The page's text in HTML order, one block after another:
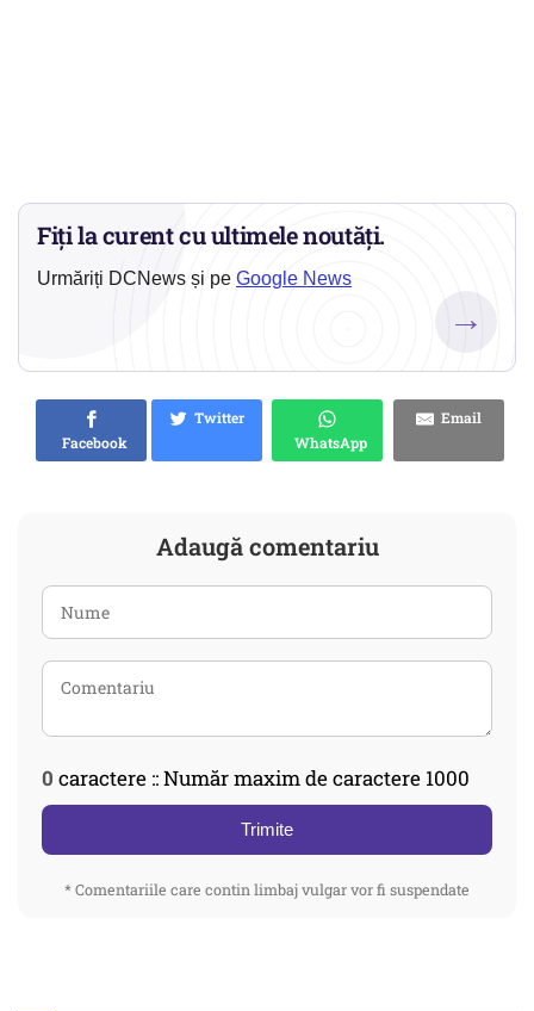
Fiți la curent cu ultimele noutăți.
Urmăriți DCNews și pe Google News
→
Facebook
Twitter
WhatsApp
Email
Adaugă comentariu
0 caractere :: Număr maxim de caractere 1000
Trimite
* Comentariile care contin limbaj vulgar vor fi suspendate